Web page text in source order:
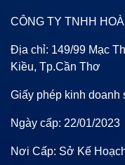
CÔNG TY TNHH
Địa chỉ: 149/99 Mạc
Kiều, Tp.Cần Thơ
Giấy phép kinh doanh
Ngày cấp: 22/01/2023
Nơi Cấp: Sở Kế